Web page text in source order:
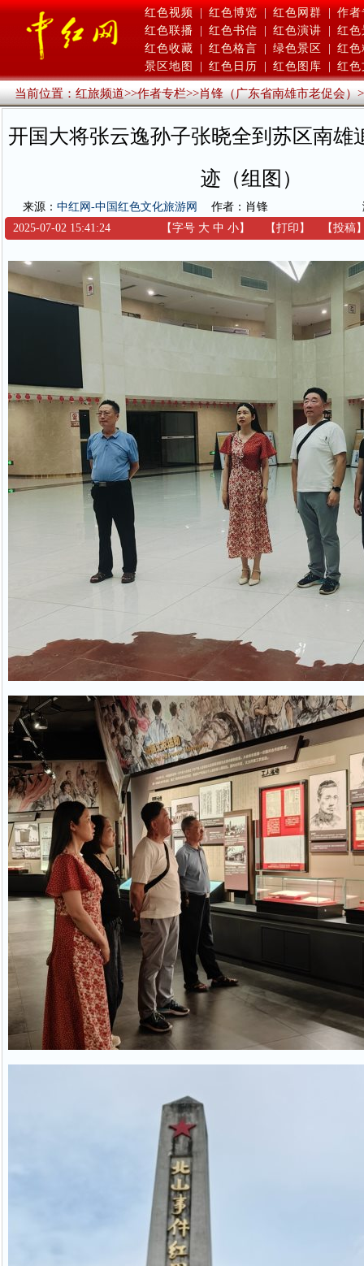
红色视频 | 红色博览 | 红色网群 | 作者
红色联播
红色书信 红色演讲
红色
红色收藏
红色格言 绿色景区
红色
景区地图
红色日历 红色图库 红色
当前位置：红旅频道>>作者专栏>>肖锋（广东省南雄市老促会）
开国大将张云逸孙子张晓全到苏区南雄
迹（组图）
来源： 中红网-中国红色文化旅游网 作者：肖锋
2025-07-02 15:41:24
【字号 大 中 小】 【打印 】 【投稿